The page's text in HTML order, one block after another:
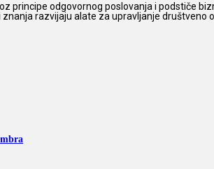
principe odgovornog poslovanja i podstiče
razvijaju alate za upravljanje